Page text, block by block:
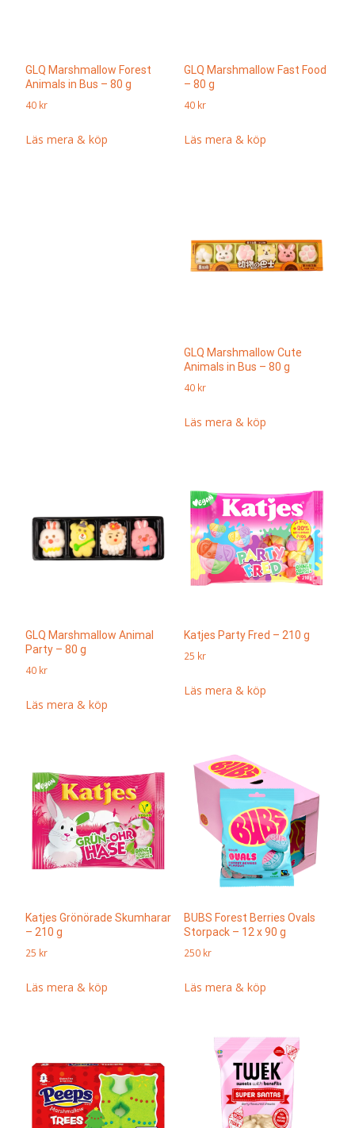
GLQ Marshmallow Forest
Animals in Bus – 80 g
40 kr
Läs mera & köp
GLQ Marshmallow Fast Food
– 80 g
40 kr
Läs mera & köp
GLQ Marshmallow Cute
Animals in Bus – 80 g
40 kr
Läs mera & köp
GLQ Marshmallow Animal
Party – 80 g
40 kr
Läs mera & köp
Katjes Party Fred – 210 g
25 kr
Läs mera & köp
Katjes Grönörade Skumharar
– 210 g
25 kr
Läs mera & köp
BUBS Forest Berries Ovals
Storpack – 12 x 90 g
250 kr
Läs mera & köp